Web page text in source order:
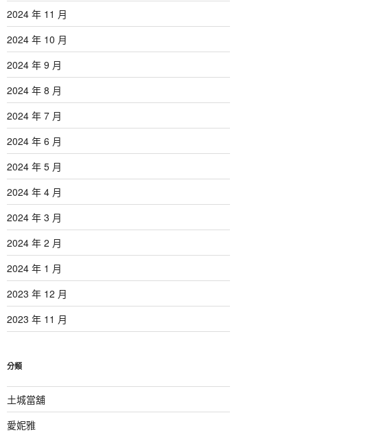
2024 年 11 月
2024 年 10 月
2024 年 9 月
2024 年 8 月
2024 年 7 月
2024 年 6 月
2024 年 5 月
2024 年 4 月
2024 年 3 月
2024 年 2 月
2024 年 1 月
2023 年 12 月
2023 年 11 月
分類
土城當舖
愛妮雅